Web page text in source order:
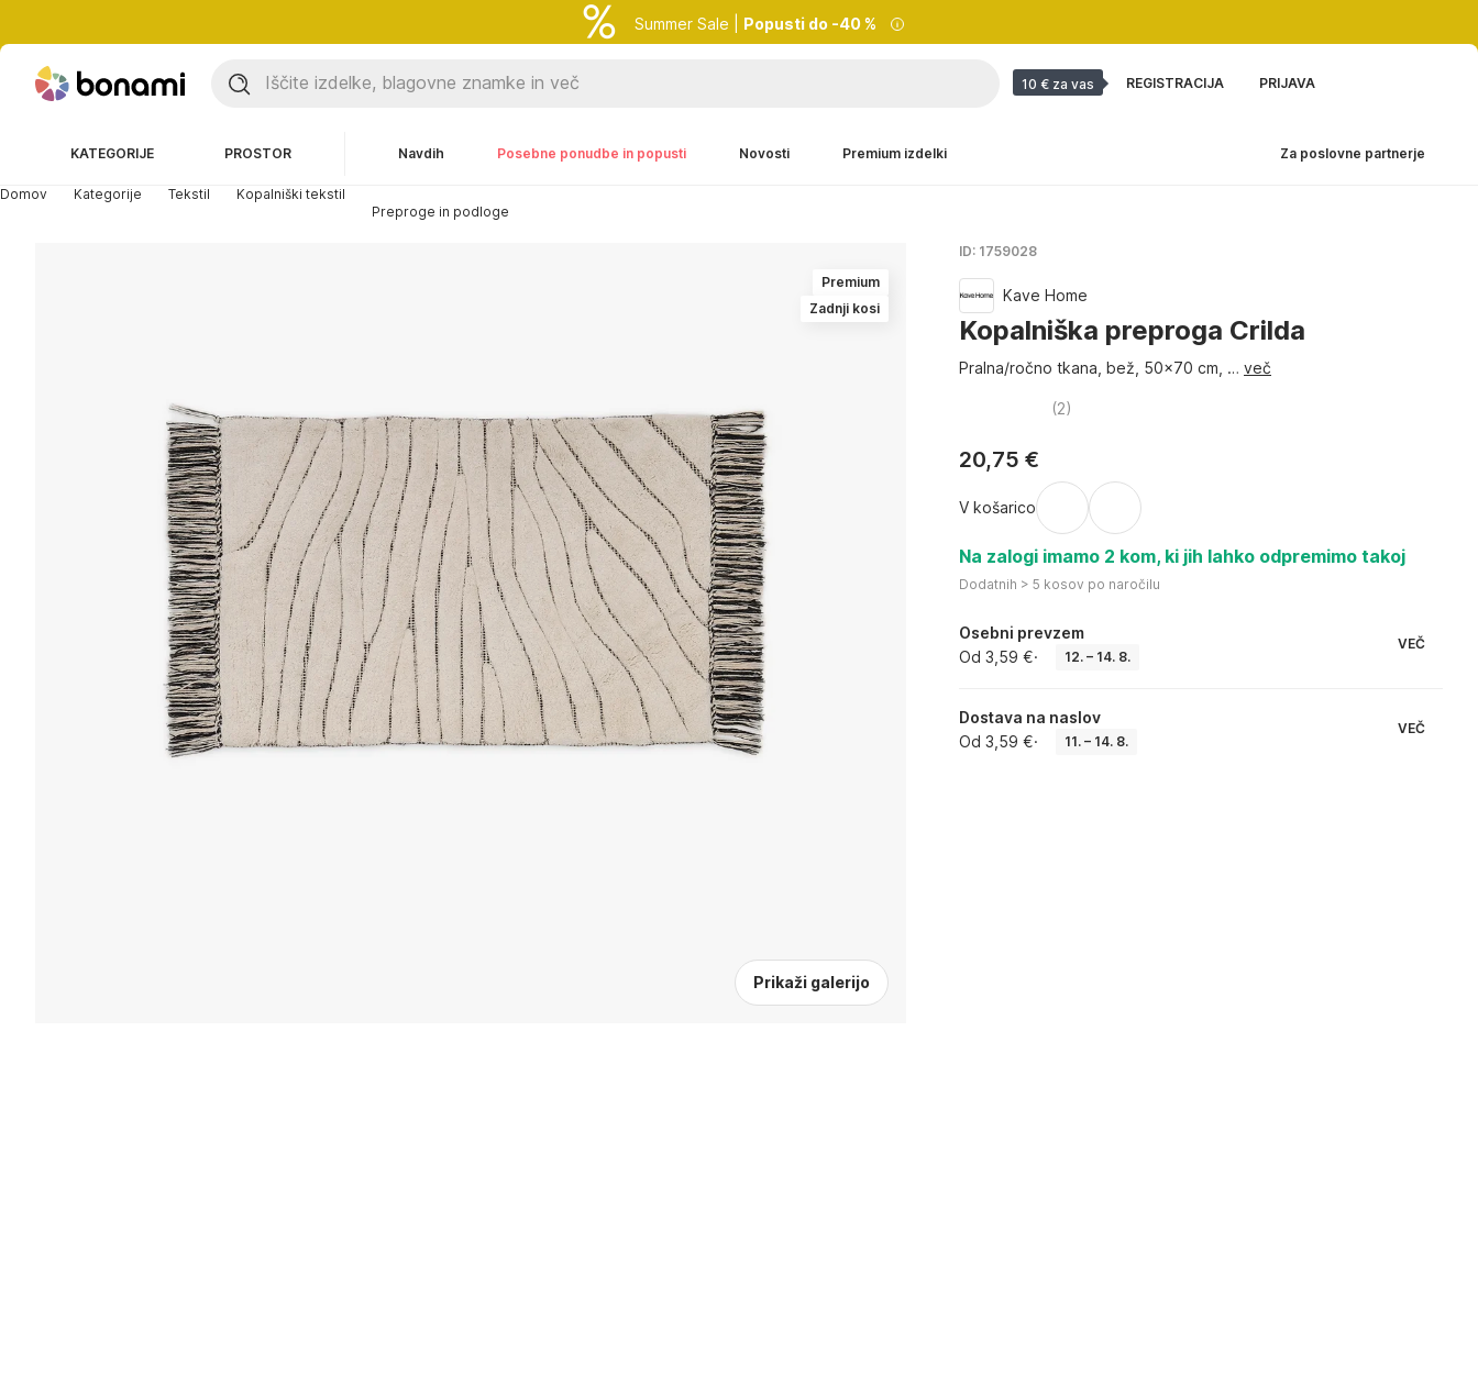
Summer Sale | Popusti do -40 %
10 € za vas REGISTRACIJA PRIJAVA
KATEGORIJE PROSTOR Navdih Posebne ponudbe in popusti Novosti Premium izdelki Za poslovne partnerje
Domov Kategorije Tekstil
Kopalniški tekstil
Preproge in podloge
Prikaži galerijo
Premium
Zadnji kosi
ID: 1759028
Kave Home
Kopalniška preproga Crilda
Pralna/ročno tkana, bež, 50x70 cm , … več
(2)
20,75 €
V košarico
Na zalogi imamo 2 kom, ki jih lahko odpremimo takoj
Dodatnih > 5 kosov po naročilu
Osebni prevzem
Od 3,59 €· 12. – 14. 8.
VEČ
Dostava na naslov
Od 3,59 €· 11. – 14. 8.
VEČ